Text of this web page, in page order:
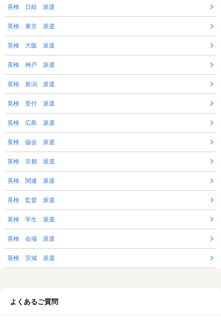
英検 日給 派遣
英検 東京 派遣
英検 大阪 派遣
英検 神戸 派遣
英検 新潟 派遣
英検 受付 派遣
英検 広島 派遣
英検 協会 派遣
英検 京都 派遣
英検 関連 派遣
英検 監督 派遣
英検 学生 派遣
英検 会場 派遣
英検 茨城 派遣
よくあるご質問